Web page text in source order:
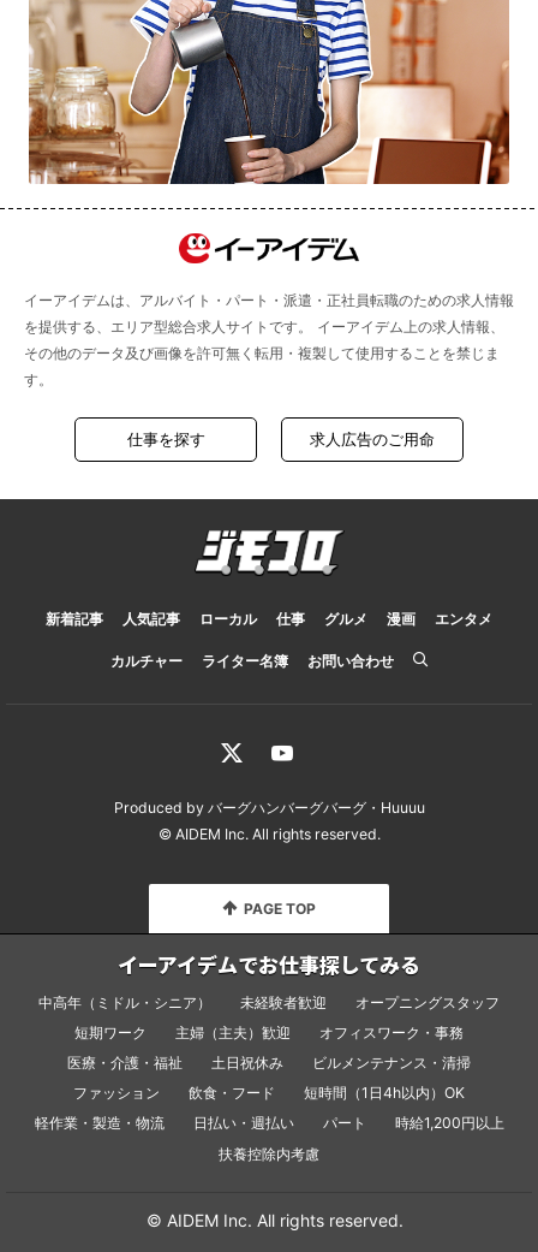
イーアイデムは、アルバイト・パート・派遣・正社員転職のための求人情報
を提供する、エリア型総合求人サイトです。 イーアイデム上の求人情報、
その他のデータ及び画像を許可無く転用・複製して使用することを禁じま
す。
仕事を探す 求人広告のご用命
新着記事 人気記事 ローカル 仕事 グルメ 漫画 エンタメ
カルチャー ライター名簿 お問い合わせ
Produced by バーグハンバーグバーグ・ Huuuu
© AIDEM Inc.All rights reserved.
PAGE TOP
イーアイデムでお仕事探してみる
中高年（ミドル・シニア） 未経験者歓迎
オープニングスタッフ
短期ワーク
主婦（主夫）歓迎
オフィスワーク・事務
医療・介護・福祉
土日祝休み
ビルメンテナンス・清掃
ファッション
飲食・フード
短時間（1日4h以内）OK
軽作業・製造・物流
日払い・週払い パート
時給1,200円以上
扶養控除内考慮
© AIDEM Inc. All rights reserved.